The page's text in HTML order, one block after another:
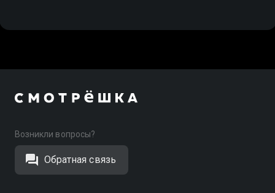
Возникли вопросы?
Обратная связь